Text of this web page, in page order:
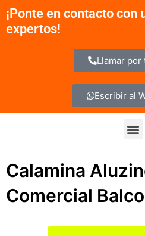
contenido
¡Ponte en contacto con
expertos!
Llamar por
Escribir al
Calamina
Comercial